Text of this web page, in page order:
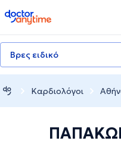
doctoranytime
Βρες ειδικό
Καρδιολόγοι